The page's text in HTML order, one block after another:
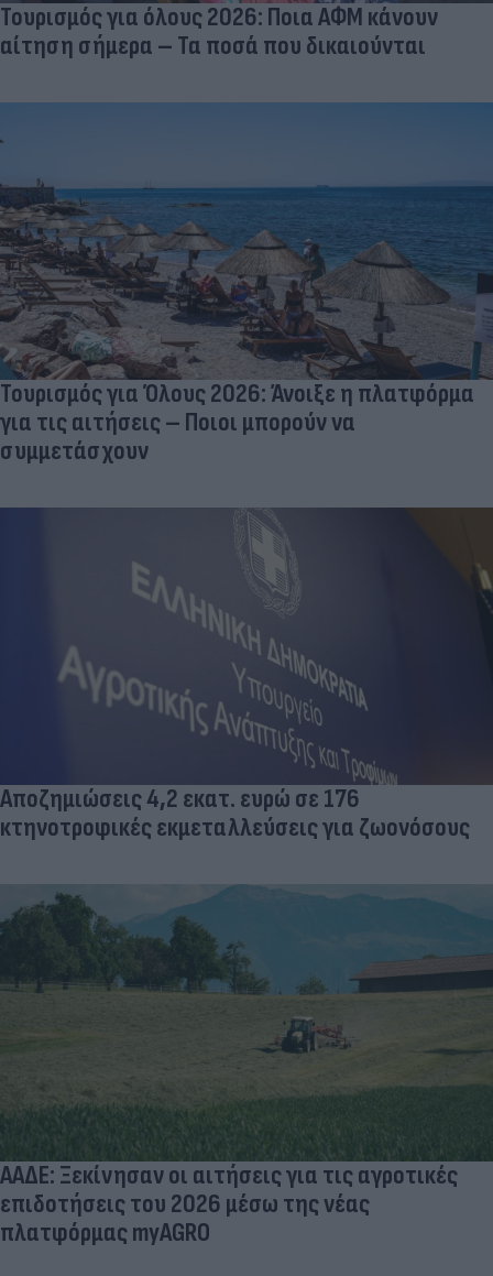
Τουρισμός για όλους 2026: Ποια ΑΦΜ κάνουν
αίτηση σήμερα – Τα ποσά που δικαιούνται
Τουρισμός για Όλους 2026: Άνοιξε η πλατφόρμα
για τις αιτήσεις – Ποιοι μπορούν να
συμμετάσχουν
Αποζημιώσεις 4,2 εκατ. ευρώ σε 176
κτηνοτροφικές εκμεταλλεύσεις για ζωονόσους
ΑΑΔΕ: Ξεκίνησαν οι αιτήσεις για τις αγροτικές
επιδοτήσεις του 2026 μέσω της νέας
πλατφόρμας myAGRO